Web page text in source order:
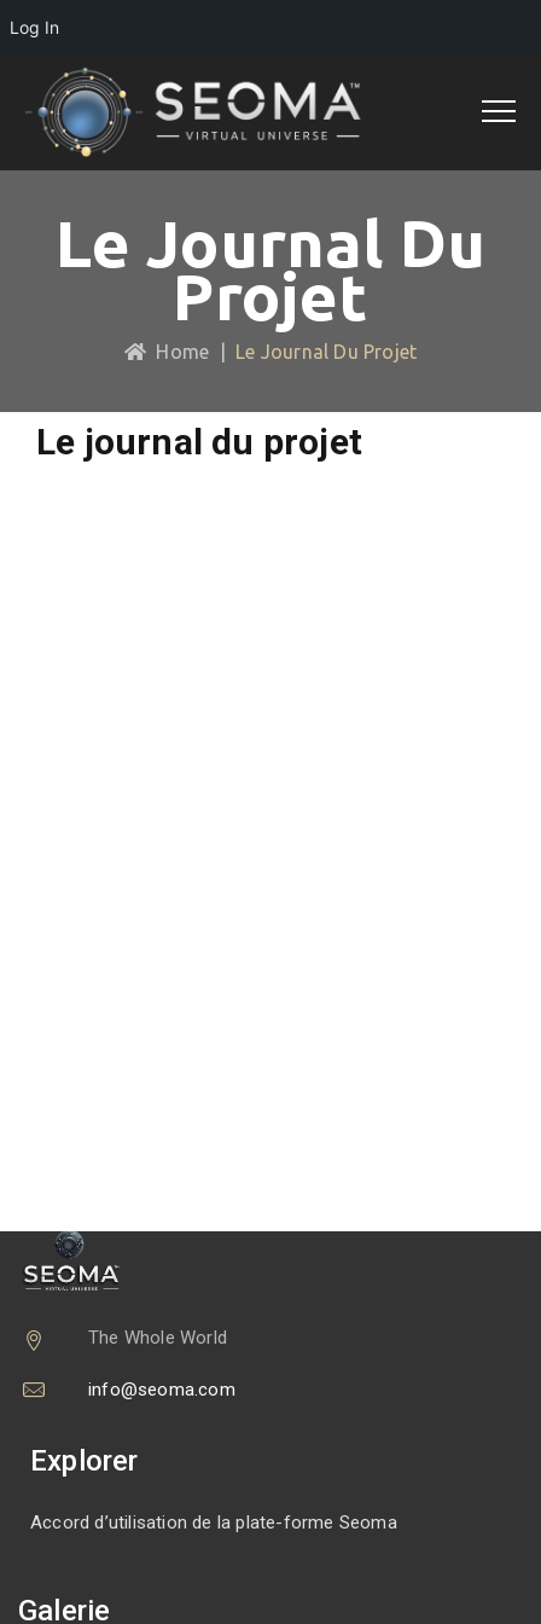
Le Journal Du
Projet
Home Le Journal Du Projet
Le journal du projet
The Whole World
info@seoma.com
Explorer
Accord d’utilisation de la plate-forme Seoma
Galerie
Log In